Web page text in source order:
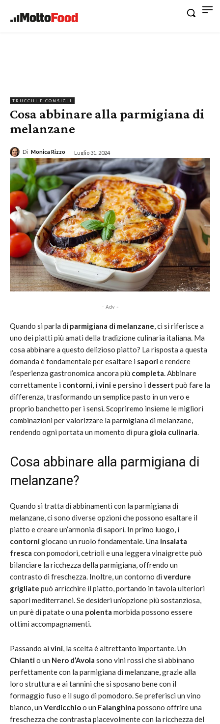
TRUCCHI E CONSIGLI
Cosa abbinare alla parmigiana di
melanzane
Di Monica Rizzo Luglio 31, 2024
- Adv -
Quando si parla di parmigiana di melanzane, ci si riferisce a
uno dei piatti più amati della tradizione culinaria italiana. Ma
cosa abbinare a questo delizioso piatto? La risposta a questa
domanda è fondamentale per esaltare i saporie rendere
l’esperienza gastronomica ancora più completa. Abbinare
correttamente i contorni, i vinie persino i dessert può fare la
differenza, trasformando un semplice pasto in un vero e
proprio banchetto per i sensi. Scopriremo insieme le migliori
combinazioni per valorizzare la parmigiana di melanzane,
rendendo ogni portata un momento di pura gioia culinaria.
Cosa abbinare alla parmigiana di
melanzane?
Quando si tratta di abbinamenti con la parmigiana di
melanzane, ci sono diverse opzioni che possono esaltare il
piatto e creare un’armonia di sapori. In primo luogo, i
contornigiocano un ruolo fondamentale. Una insalata
fresca con pomodori, cetrioli e una leggera vinaigrette può
bilanciare la ricchezza della parmigiana, offrendo un
contrasto di freschezza. Inoltre, un contorno di verdure
grigliate può arricchire il piatto, portando in tavola ulteriori
sapori mediterranei. Se desideri un’opzione più sostanziosa,
un purè di patate o una polenta morbida possono essere
ottimi accompagnamenti.
Passando ai vini, la scelta è altrettanto importante. Un
Chiantio un Nero d’Avola sono vini rossi che si abbinano
perfettamente con la parmigiana di melanzane, grazie alla
loro struttura e ai tannini che si sposano bene con il
formaggio fuso e il sugo di pomodoro. Se preferisci un vino
bianco, un Verdicchioo un Falanghina possono offrire una
freschezza che contrasta piacevolmente con la ricchezza del